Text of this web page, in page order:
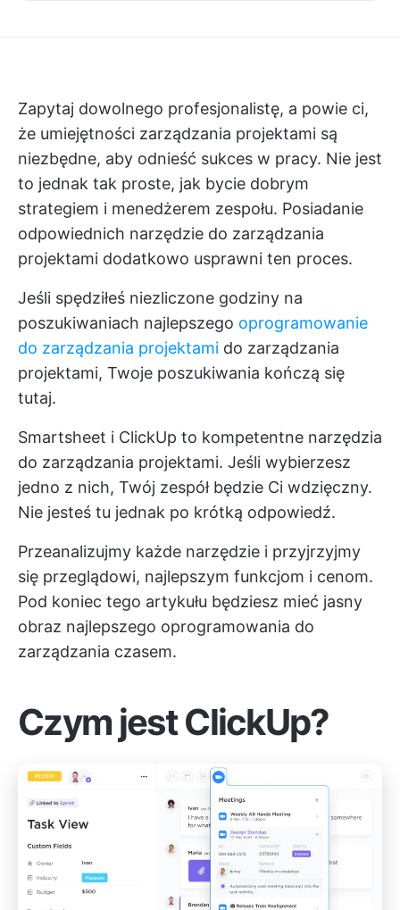
Zapytaj dowolnego profesjonalistę, a powie ci,
że umiejętności zarządzania projektami są
niezbędne, aby odnieść sukces w pracy. Nie jest
to jednak tak proste, jak bycie dobrym
strategiem i menedżerem zespołu. Posiadanie
odpowiednich narzędzie do zarządzania
projektami dodatkowo usprawni ten proces.
Jeśli spędziłeś niezliczone godziny na
poszukiwaniach najlepszego oprogramowanie
do zarządzania projektami do zarządzania
projektami, Twoje poszukiwania kończą się
tutaj.
Smartsheet i ClickUp to kompetentne narzędzia
do zarządzania projektami. Jeśli wybierzesz
jedno z nich, Twój zespół będzie Ci wdzięczny.
Nie jesteś tu jednak po krótką odpowiedź.
Przeanalizujmy każde narzędzie i przyjrzyjmy
się przeglądowi, najlepszym funkcjom i cenom.
Pod koniec tego artykułu będziesz mieć jasny
obraz najlepszego oprogramowania do
zarządzania czasem.
Czym jest ClickUp?